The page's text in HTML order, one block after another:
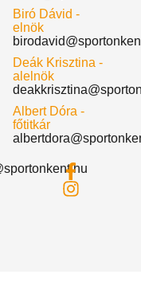
Biró Dávid -
elnök
Deák Krisztina -
alelnök
Albert Dóra -
főtitkár